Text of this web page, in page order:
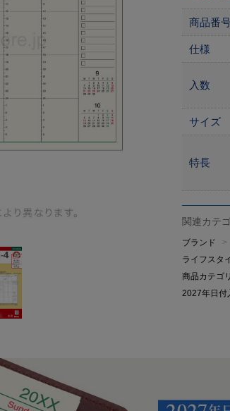
商品番
仕様
入数
サイズ
特長
関連カテ
ブランド
ライフスタ
商品カテゴ
2027年日付